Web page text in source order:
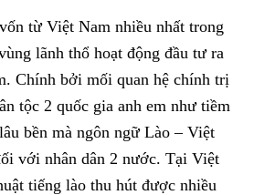
từ Việt Nam nhiều nhất trong
lãnh thổ hoạt động đầu tư ra
Chính bởi mối quan hệ chính trị
tộc 2 quốc gia anh em như tiềm
bền mà ngôn ngữ Lào – Việt
với nhân dân 2 nước. Tại Việt
tiếng lào thu hút được nhiều